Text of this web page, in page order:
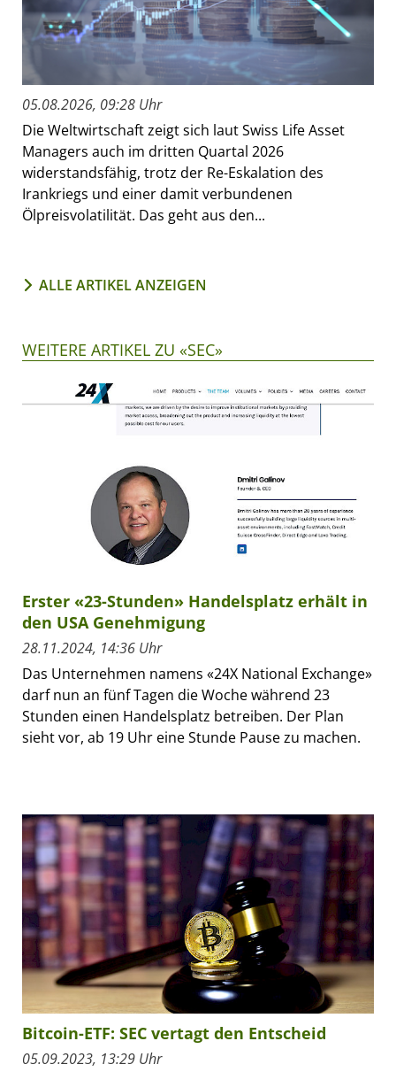
05.08.2026, 09:28 Uhr
Die Weltwirtschaft zeigt sich laut Swiss Life Asset
Managers auch im dritten Quartal 2026
widerstandsfähig, trotz der Re-Eskalation des
Irankriegs und einer damit verbundenen
Ölpreisvolatilität. Das geht aus den...
ALLE ARTIKEL ANZEIGEN
WEITERE ARTIKEL ZU «SEC»
Erster «23-Stunden» Handelsplatz erhält in
den USA Genehmigung
28.11.2024, 14:36 Uhr
Das Unternehmen namens «24X National Exchange»
darf nun an fünf Tagen die Woche während 23
Stunden einen Handelsplatz betreiben. Der Plan
sieht vor, ab 19 Uhr eine Stunde Pause zu machen.
Bitcoin-ETF: SEC vertagt den Entscheid
05.09.2023, 13:29 Uhr